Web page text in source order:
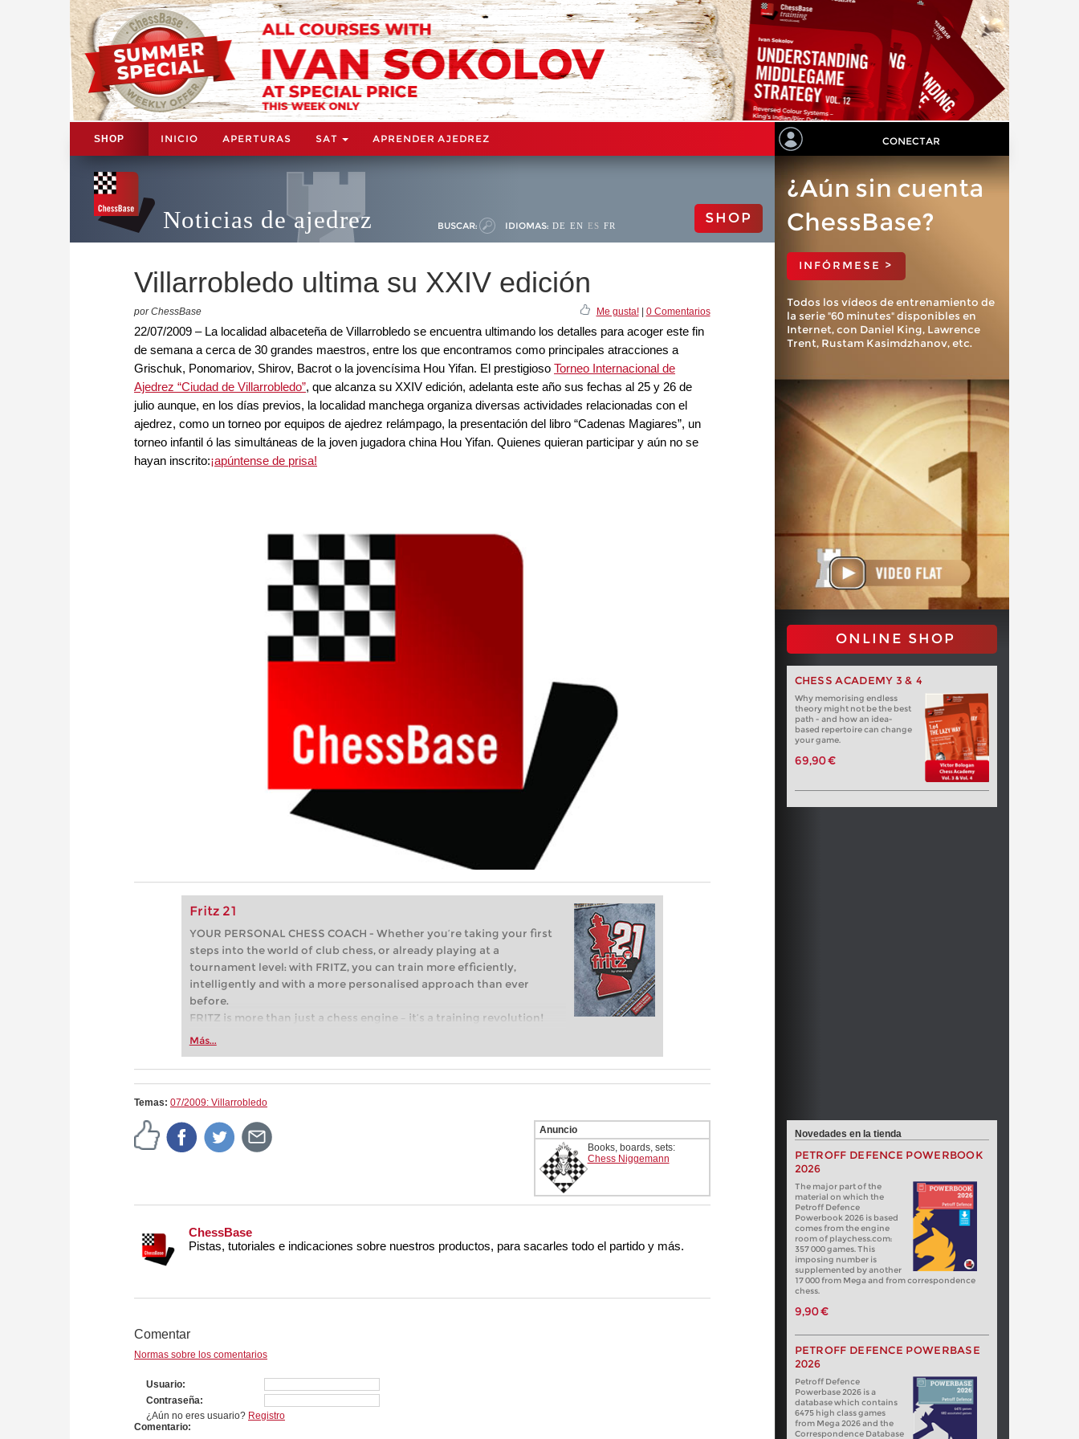
SHOP INICIO APERTURAS SAT APRENDER AJEDREZ CONECTAR
Noticias de ajedrez BUSCAR: IDIOMAS: DE EN ES FR SHOP
Villarrobledo ultima su XXIV edición
por ChessBase Me gusta!| 0 Comentarios
22/07/2009 – La localidad albaceteña de Villarrobledo se encuentra ultimando los detalles para acoger este fin
de semana a cerca de 30 grandes maestros, entre los que encontramos como principales atracciones a
Grischuk, Ponomariov, Shirov, Bacrot o la jovencísima Hou Yifan. El prestigioso Torneo Internacional de
Ajedrez “Ciudad de Villarrobledo”, que alcanza su XXIV edición, adelanta este año sus fechas al 25 y 26 de
julio aunque, en los días previos, la localidad manchega organiza diversas actividades relacionadas con el
ajedrez, como un torneo por equipos de ajedrez relámpago, la presentación del libro “Cadenas Magiares”, un
torneo infantil ó las simultáneas de la joven jugadora china Hou Yifan. Quienes quieran participar y aún no se
hayan inscrito:¡apúntense de prisa!
Fritz 21
YOUR PERSONAL CHESS COACH - Whether you’re taking your first
steps into the world of club chess, or already playing at a
tournament level: with FRITZ, you can train more efficiently,
intelligently and with a more personalised approach than ever
before.
FRITZ is more than just a chess engine – it’s a training revolution!
Whether you’re taking your first steps into the world of club chess,
more efficiently, intelligently and with a more personalised
approach than ever before.
Más...
¿Aún sin cuenta
ChessBase?
INFÓRMESE >
Todos los vídeos de entrenamiento de
la serie "60 minutes" disponibles en
Internet, con Daniel King, Lawrence
Trent, Rustam Kasimdzhanov, etc.
ONLINE SHOP
CHESS ACADEMY 3 & 4
Why memorising endless
theory might not be the best
path - and how an idea-
based repertoire can change
your game.
69,90 €
Temas: 07/2009: Villarrobledo
Anuncio
Books, boards, sets:
Chess Niggemann
ChessBase
Pistas, tutoriales e indicaciones sobre nuestros productos, para sacarles todo el partido y más.
Comentar
Normas sobre los comentarios
Usuario
Contraseña
¿Aún no eres usuario? Registro
Comentario
Novedades en la tienda
PETROFF DEFENCE POWERBOOK
2026
The major part of the
material on which the
Petroff Defence
Powerbook 2026 is based
comes from the engine
room of playchess.com:
357 000 games. This
imposing number is
supplemented by another
17 000 from Mega and from correspondence
chess.
9,90 €
PETROFF DEFENCE POWERBASE
2026
Petroff Defence
Powerbase 2026 is a
database which contains
6475 high class games
from Mega 2026 and the
Correspondence Database